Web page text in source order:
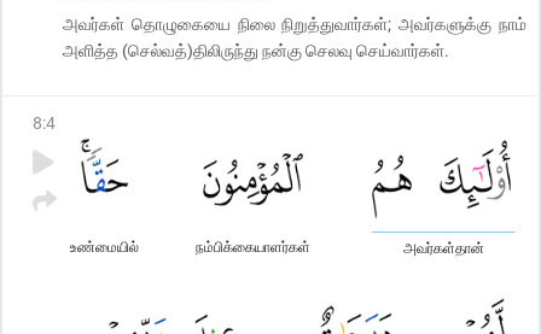
அவர்கள் தொழுகையை நிலை நிறுத்துவார்கள்; அவர்களுக்கு நாம்
அளித்த (செல்வத்)திலிருந்து நன்கு செலவு செய்வார்கள்.
8:4
அவர்கள்தான்
நம்பிக்கையாளர்கள்
உண்மையில்